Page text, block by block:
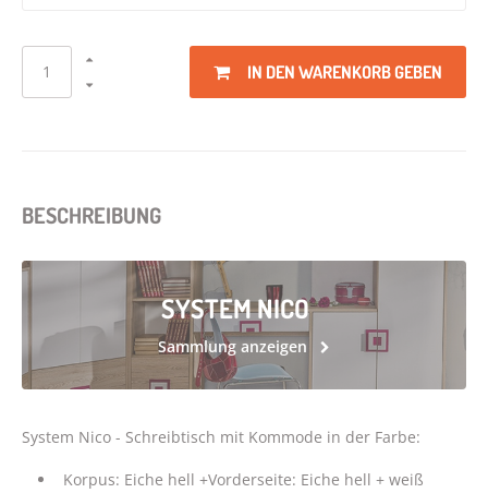
IN DEN WARENKORB GEBEN
BESCHREIBUNG
SYSTEM NICO
Sammlung anzeigen
System Nico - Schreibtisch mit Kommode in der Farbe:
Korpus: Eiche hell +Vorderseite: Eiche hell + weiß